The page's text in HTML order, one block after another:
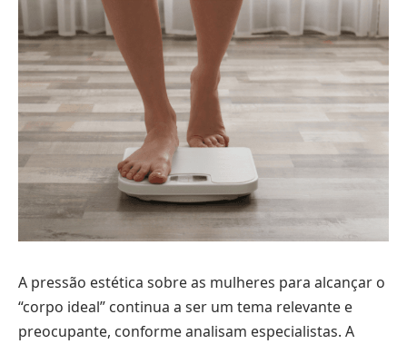
A pressão estética sobre as mulheres para alcançar o
“corpo ideal” continua a ser um tema relevante e
preocupante, conforme analisam especialistas. A